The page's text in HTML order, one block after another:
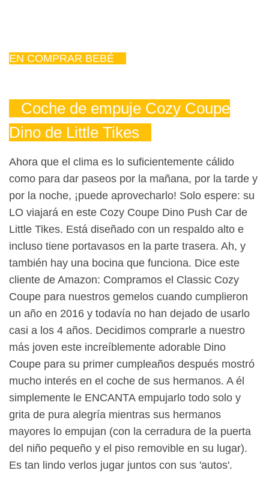
EN COMPRAR BEBÉ
Coche de empuje Cozy Coupe
Dino de Little Tikes
Ahora que el clima es lo suficientemente cálido
como para dar paseos por la mañana, por la tarde y
por la noche, ¡puede aprovecharlo! Solo espere: su
LO viajará en este Cozy Coupe Dino Push Car de
Little Tikes. Está diseñado con un respaldo alto e
incluso tiene portavasos en la parte trasera. Ah, y
también hay una bocina que funciona. Dice este
cliente de Amazon: Compramos el Classic Cozy
Coupe para nuestros gemelos cuando cumplieron
un año en 2016 y todavía no han dejado de usarlo
casi a los 4 años. Decidimos comprarle a nuestro
más joven este increíblemente adorable Dino
Coupe para su primer cumpleaños después mostró
mucho interés en el coche de sus hermanos. A él
simplemente le ENCANTA empujarlo todo solo y
grita de pura alegría mientras sus hermanos
mayores lo empujan (con la cerradura de la puerta
del niño pequeño y el piso removible en su lugar).
Es tan lindo verlos jugar juntos con sus 'autos'.